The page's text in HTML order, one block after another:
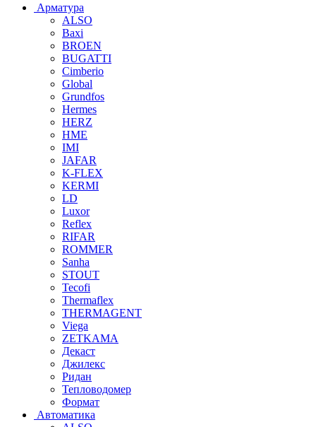
Арматура
ALSO
Baxi
BROEN
BUGATTI
Cimberio
Global
Grundfos
Hermes
HERZ
HME
IMI
JAFAR
K-FLEX
KERMI
LD
Luxor
Reflex
RIFAR
ROMMER
Sanha
STOUT
Tecofi
Thermaflex
THERMAGENT
Viega
ZETKAMA
Декаст
Джилекс
Ридан
Тепловодомер
Формат
Автоматика